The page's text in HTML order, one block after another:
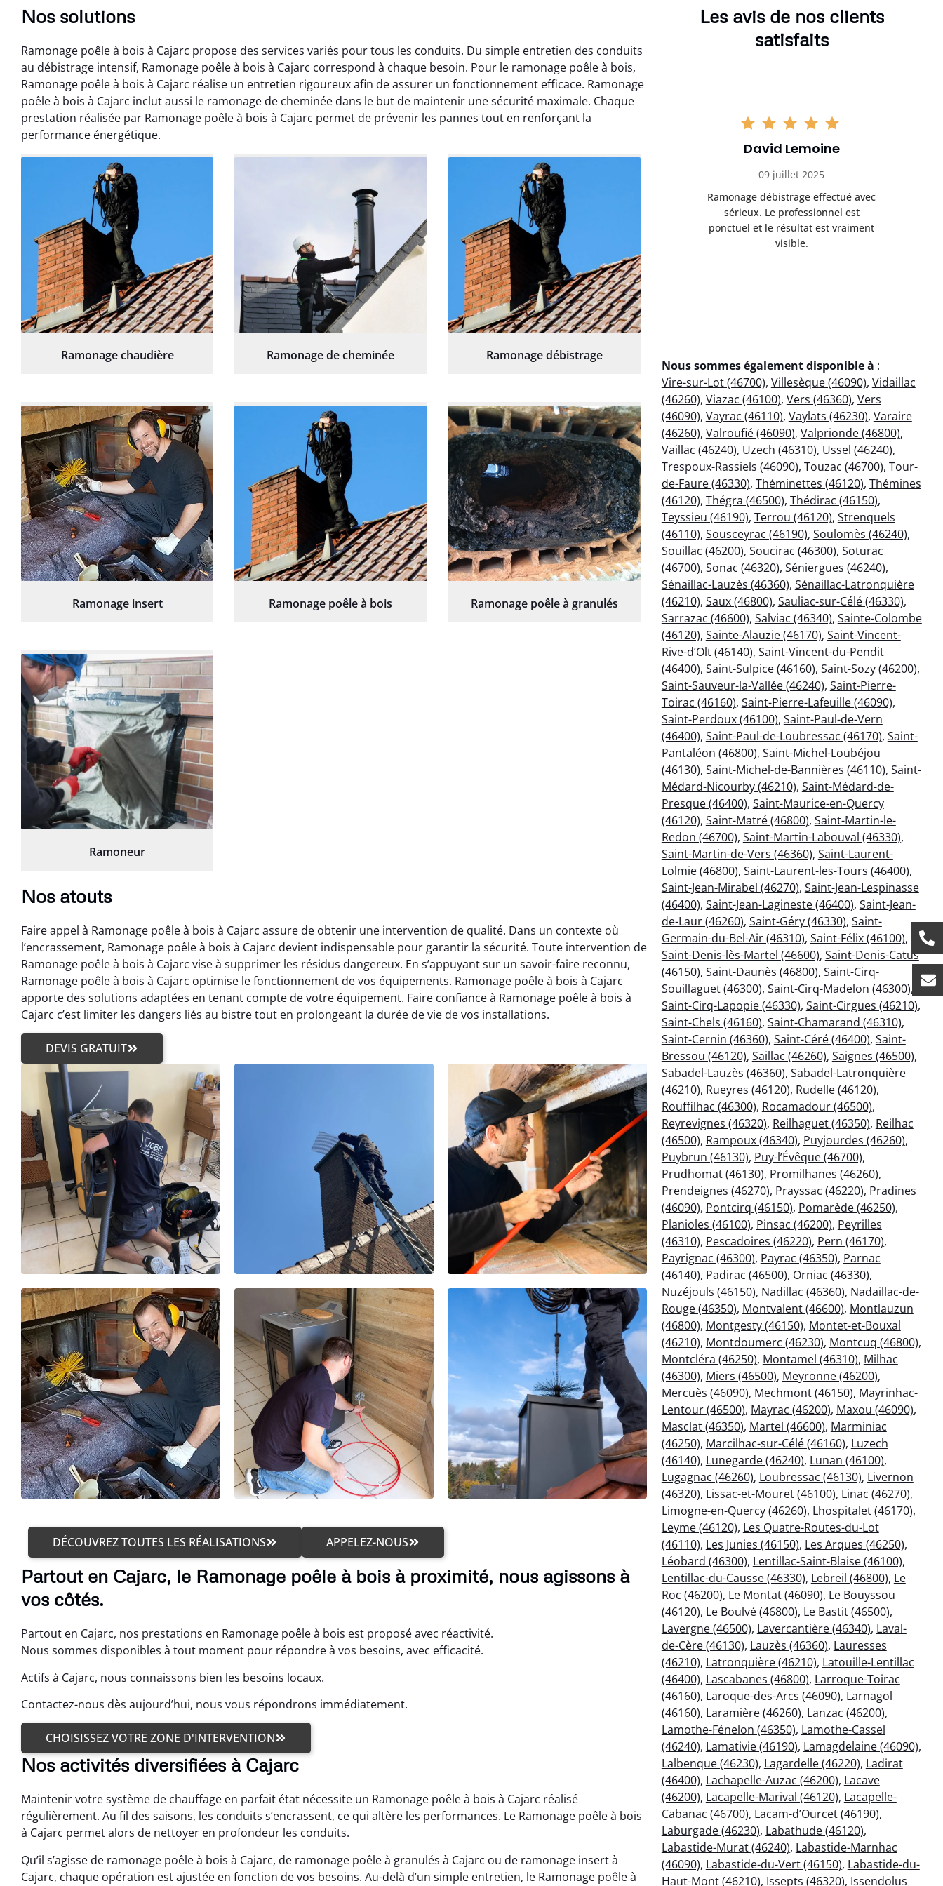
Nos solutions
Ramonage poêle à bois à Cajarc propose des services variés pour tous les conduits. Du simple entretien des conduits
au débistrage intensif, Ramonage poêle à bois à Cajarc correspond à chaque besoin. Pour le ramonage poêle à bois,
Ramonage poêle à bois à Cajarc réalise un entretien rigoureux afin de assurer un fonctionnement efficace. Ramonage
poêle à bois à Cajarc inclut aussi le ramonage de cheminée dans le but de maintenir une sécurité maximale. Chaque
prestation réalisée par Ramonage poêle à bois à Cajarc permet de prévenir les pannes tout en renforçant la
performance énergétique.
Ramonage chaudière Ramonage de cheminée Ramonage débistrage
Ramonage insert Ramonage poêle à bois Ramonage poêle à granulés
Ramoneur
Nos atouts
Faire appel à Ramonage poêle à bois à Cajarc assure de obtenir une intervention de qualité. Dans un contexte où
l’encrassement, Ramonage poêle à bois à Cajarc devient indispensable pour garantir la sécurité. Toute intervention de
Ramonage poêle à bois à Cajarc vise à supprimer les résidus dangereux. En s’appuyant sur un savoir-faire reconnu,
Ramonage poêle à bois à Cajarc optimise le fonctionnement de vos équipements. Ramonage poêle à bois à Cajarc
apporte des solutions adaptées en tenant compte de votre équipement. Faire confiance à Ramonage poêle à bois à
Cajarc c’est limiter les dangers liés au bistre tout en prolongeant la durée de vie de vos installations.
DEVIS GRATUIT
DÉCOUVREZ TOUTES LES RÉALISATIONS APPELEZ-NOUS
Partout en Cajarc, le Ramonage poêle à bois à proximité, nous agissons à
vos côtés.
Partout en Cajarc, nos prestations en Ramonage poêle à bois est proposé avec réactivité.
Nous sommes disponibles à tout moment pour répondre à vos besoins, avec efficacité.
Actifs à Cajarc, nous connaissons bien les besoins locaux.
Contactez-nous dès aujourd’hui, nous vous répondrons immédiatement.
CHOISISSEZ VOTRE ZONE D'INTERVENTION
Nos activités diversifiées à Cajarc
Maintenir votre système de chauffage en parfait état nécessite un Ramonage poêle à bois à Cajarc réalisé
régulièrement. Au fil des saisons, les conduits s’encrassent, ce qui altère les performances. Le Ramonage poêle à bois
à Cajarc permet alors de nettoyer en profondeur les conduits.
Qu’il s’agisse de ramonage poêle à bois à Cajarc, de ramonage poêle à granulés à Cajarc ou de ramonage insert à
Cajarc, chaque opération est ajustée en fonction de vos besoins. Au-delà d’un simple entretien, le Ramonage poêle à
Les avis de nos clients
satisfaits
Ramonage débistrage réalisé dans
les règles. Travail efficace, propre et
sans mauvaise surprise. Je
recommande.
14 juin 2025
Très bon service de ramonage
débistrage. Le conduit était très
encrassé et tout a été nettoyé
parfaitement. Travail soigné.
David Lemoine
09 juillet 2025
Ramonage débistrage effectué avec
sérieux. Le professionnel est
ponctuel et le résultat est vraiment
visible.
Nous sommes également disponible à :
Vire-sur-Lot (46700), Villesèque (46090), Vidaillac
(46260), Viazac (46100), Vers (46360), Vers
(46090), Vayrac (46110), Vaylats (46230), Varaire
(46260), Valroufié (46090), Valprionde (46800),
Vaillac (46240), Uzech (46310), Ussel (46240),
Trespoux-Rassiels (46090), Touzac (46700), Tour-
de-Faure (46330), Théminettes (46120), Thémines
(46120), Thégra (46500), Thédirac (46150),
Teyssieu (46190), Terrou (46120), Strenquels
(46110), Sousceyrac (46190), Soulomès (46240),
Souillac (46200), Soucirac (46300), Soturac
(46700), Sonac (46320), Séniergues (46240),
Sénaillac-Lauzès (46360), Sénaillac-Latronquière
(46210), Saux (46800), Sauliac-sur-Célé (46330),
Sarrazac (46600), Salviac (46340), Sainte-Colombe
(46120), Sainte-Alauzie (46170), Saint-Vincent-
Rive-d’Olt (46140), Saint-Vincent-du-Pendit
(46400), Saint-Sulpice (46160), Saint-Sozy (46200),
Saint-Sauveur-la-Vallée (46240), Saint-Pierre-
Toirac (46160), Saint-Pierre-Lafeuille (46090),
Saint-Perdoux (46100), Saint-Paul-de-Vern
(46400), Saint-Paul-de-Loubressac (46170), Saint-
Pantaléon (46800), Saint-Michel-Loubéjou
(46130), Saint-Michel-de-Bannières (46110), Saint-
Médard-Nicourby (46210), Saint-Médard-de-
Presque (46400), Saint-Maurice-en-Quercy
(46120), Saint-Matré (46800), Saint-Martin-le-
Redon (46700), Saint-Martin-Labouval (46330),
Saint-Martin-de-Vers (46360), Saint-Laurent-
Lolmie (46800), Saint-Laurent-les-Tours (46400),
Saint-Jean-Mirabel (46270), Saint-Jean-Lespinasse
(46400), Saint-Jean-Lagineste (46400), Saint-Jean-
de-Laur (46260), Saint-Géry (46330), Saint-
Germain-du-Bel-Air (46310), Saint-Félix (46100),
Saint-Denis-lès-Martel (46600), Saint-Denis-Catus
(46150), Saint-Daunès (46800), Saint-Cirq-
Souillaguet (46300), Saint-Cirq-Madelon (46300),
Saint-Cirq-Lapopie (46330), Saint-Cirgues (46210),
Saint-Chels (46160), Saint-Chamarand (46310),
Saint-Cernin (46360), Saint-Céré (46400), Saint-
Bressou (46120), Saillac (46260), Saignes (46500),
Sabadel-Lauzès (46360), Sabadel-Latronquière
(46210), Rueyres (46120), Rudelle (46120),
Rouffilhac (46300), Rocamadour (46500),
Reyrevignes (46320), Reilhaguet (46350), Reilhac
(46500), Rampoux (46340), Puyjourdes (46260),
Puybrun (46130), Puy-l’Évêque (46700),
Prudhomat (46130), Promilhanes (46260),
Prendeignes (46270), Prayssac (46220), Pradines
(46090), Pontcirq (46150), Pomarède (46250),
Planioles (46100), Pinsac (46200), Peyrilles
(46310), Pescadoires (46220), Pern (46170),
Payrignac (46300), Payrac (46350), Parnac
(46140), Padirac (46500), Orniac (46330),
Nuzéjouls (46150), Nadillac (46360), Nadaillac-de-
Rouge (46350), Montvalent (46600), Montlauzun
(46800), Montgesty (46150), Montet-et-Bouxal
(46210), Montdoumerc (46230), Montcuq (46800),
Montcléra (46250), Montamel (46310), Milhac
(46300), Miers (46500), Meyronne (46200),
Mercuès (46090), Mechmont (46150), Mayrinhac-
Lentour (46500), Mayrac (46200), Maxou (46090),
Masclat (46350), Martel (46600), Marminiac
(46250), Marcilhac-sur-Célé (46160), Luzech
(46140), Lunegarde (46240), Lunan (46100),
Lugagnac (46260), Loubressac (46130), Livernon
(46320), Lissac-et-Mouret (46100), Linac (46270),
Limogne-en-Quercy (46260), Lhospitalet (46170),
Leyme (46120), Les Quatre-Routes-du-Lot
(46110), Les Junies (46150), Les Arques (46250),
Léobard (46300), Lentillac-Saint-Blaise (46100),
Lentillac-du-Causse (46330), Lebreil (46800), Le
Roc (46200), Le Montat (46090), Le Bouyssou
(46120), Le Boulvé (46800), Le Bastit (46500),
Lavergne (46500), Lavercantière (46340), Laval-
de-Cère (46130), Lauzès (46360), Lauresses
(46210), Latronquière (46210), Latouille-Lentillac
(46400), Lascabanes (46800), Larroque-Toirac
(46160), Laroque-des-Arcs (46090), Larnagol
(46160), Laramière (46260), Lanzac (46200),
Lamothe-Fénelon (46350), Lamothe-Cassel
(46240), Lamativie (46190), Lamagdelaine (46090),
Lalbenque (46230), Lagardelle (46220), Ladirat
(46400), Lachapelle-Auzac (46200), Lacave
(46200), Lacapelle-Marival (46120), Lacapelle-
Cabanac (46700), Lacam-d’Ourcet (46190),
Laburgade (46230), Labathude (46120),
Labastide-Murat (46240), Labastide-Marnhac
(46090), Labastide-du-Vert (46150), Labastide-du-
Haut-Mont (46210), Issepts (46320), Issendolus